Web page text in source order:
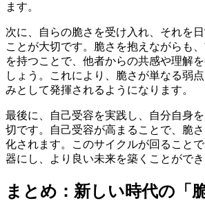
ます。
次に、自らの脆さを受け入れ、それを
ことが大切です。脆さを抱えながらも
を持つことで、他者からの共感や理解
しょう。これにより、脆さが単なる弱
みとして発揮されるようになります。
最後に、自己受容を実践し、自分自身
切です。自己受容が高まることで、脆
化されます。このサイクルが回ること
器にし、より良い未来を築くことができ
まとめ：新しい時代の「